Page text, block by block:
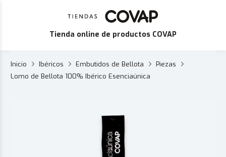
Tienda online de productos COVAP
Inicio Ibéricos Embutidos de Bellota
Piezas
Lomo de Bellota 100% Ibérico Esenciaúnica